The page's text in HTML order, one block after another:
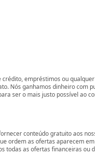
empréstimos ou
Nós ganhamos dinheiro com
ser o mais justo possível ao
conteúdo gratuito aos
ordem as ofertas aparecem
todas as ofertas financeiras ou